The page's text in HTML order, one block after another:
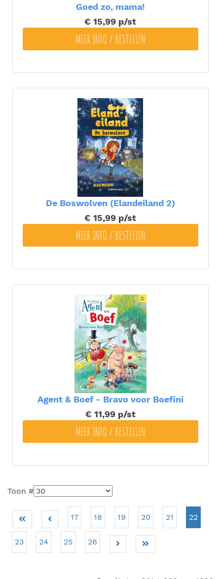
Goed zo, mama!
€ 15,99 p/st
MEER INFO / BESTELLEN
De Boswolven (Elandeiland 2)
€ 15,99 p/st
MEER INFO / BESTELLEN
Agent & Boef - Bravo voor Boefini
€ 11,99 p/st
MEER INFO / BESTELLEN
Toon #
17 18 19 20 21 22
23 24 25 26